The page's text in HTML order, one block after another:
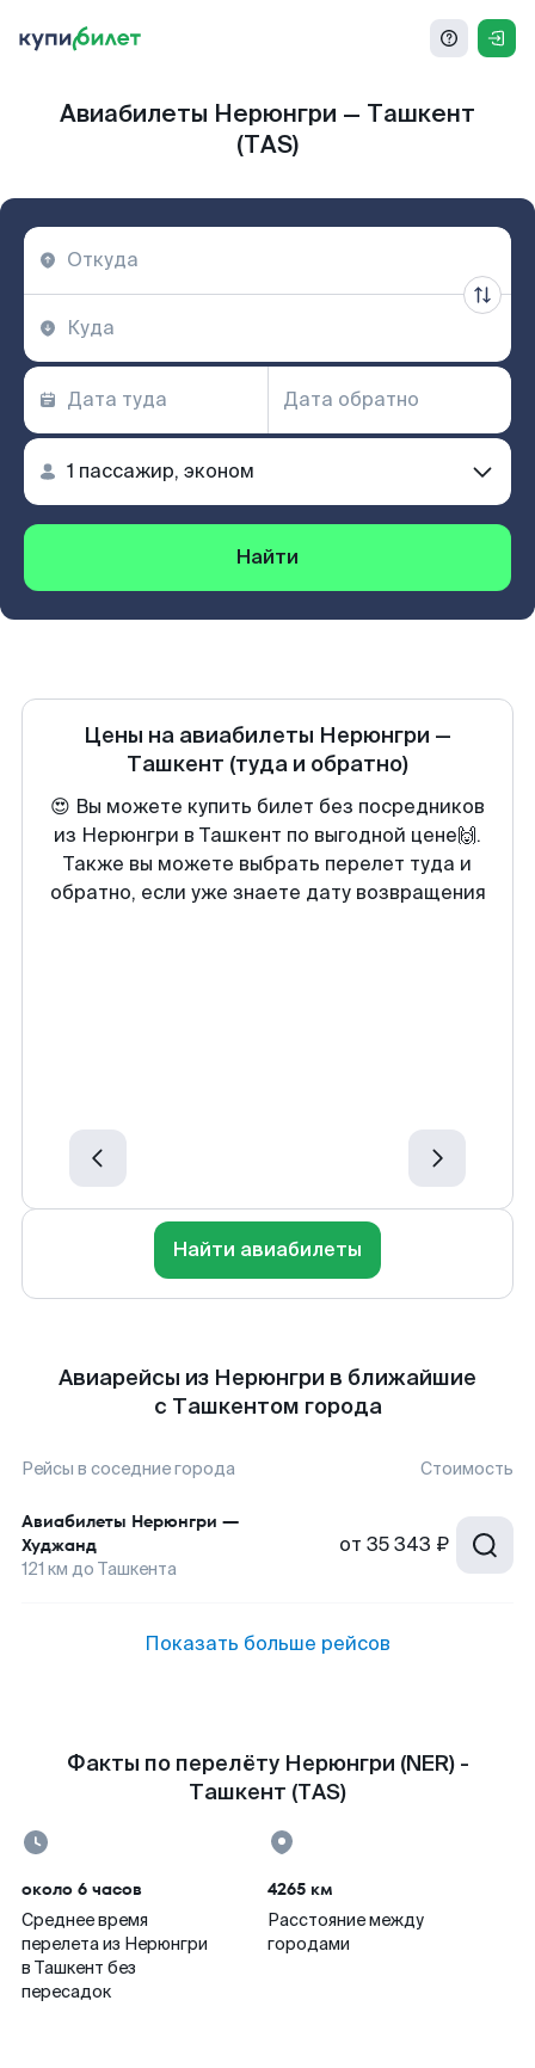
Авиабилеты Нерюнгри — Ташкент
(TAS)
Найти
Цены на авиабилеты Нерюнгри —
Ташкент (туда и обратно)
😍 Вы можете купить билет без посредников
из Нерюнгри в Ташкент по выгодной цене🙌.
Также вы можете выбрать перелет туда и
обратно, если уже знаете дату возвращения
Найти авиабилеты
Авиарейсы из Нерюнгри в ближайшие
с Ташкентом города
Рейсы в соседние города Стоимость
Авиабилеты Нерюнгри —
Худжанд
121 км до Ташкента
от 35 343 ₽
Показать больше рейсов
Факты по перелёту Нерюнгри (NER) -
Ташкент (TAS)
около 6 часов
Среднее время
перелета из Нерюнгри
в Ташкент без
пересадок
4265 км
Расстояние между
городами